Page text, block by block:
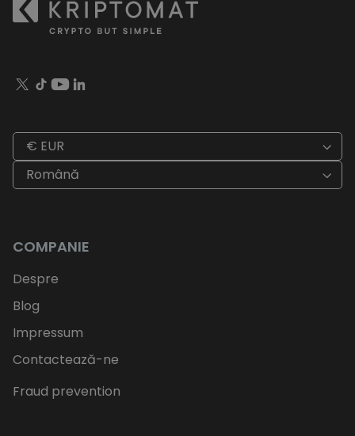
€ EUR
Română
COMPANIE
Despre
Blog
Impressum
Contactează-ne
Fraud prevention